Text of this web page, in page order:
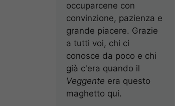
occuparcene con
convinzione, pazienza e
grande piacere. Grazie
a tutti voi, chi ci
conosce da poco e chi
già c'era quando il
Veggente era questo
maghetto qui.